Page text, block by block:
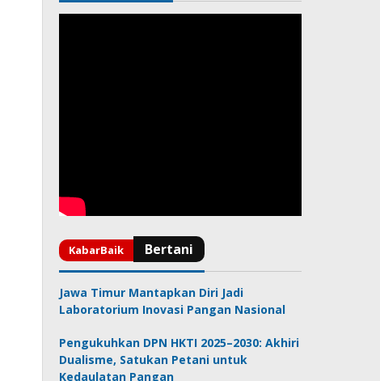
Jawa Timur Mantapkan Diri Jadi
Laboratorium Inovasi Pangan Nasional
Pengukuhkan DPN HKTI 2025–2030: Akhiri
Dualisme, Satukan Petani untuk
Kedaulatan Pangan